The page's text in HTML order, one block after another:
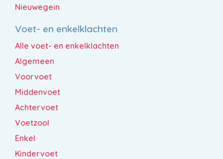
Nieuwegein
Voet- en enkelklachten
Alle voet- en enkelklachten
Algemeen
Voorvoet
Middenvoet
Achtervoet
Voetzool
Enkel
Kindervoet